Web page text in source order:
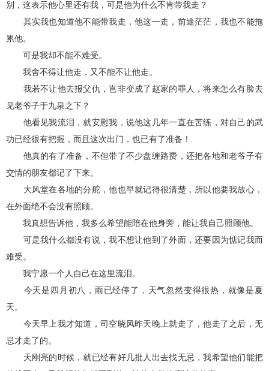
别，这表示他心里还有我，可是他为什么不肯带我走？
其实我也知道他不能带我走，他这一走，前途茫茫，我也不能拖
累他。
可是我却不能不难受。
我舍不得让他走，又不能不让他走。
我若不让他去报父仇，岂非变成了赵家的罪人，将来怎么有脸去
见老爷子于九泉之下？
他看见我流泪，就安慰我，说他这几年一直在苦练，对自己的武
功已经很有把握，而且这次出门，也已有了准备！
他真的有了准备，不但带了不少盘缠路费，还把各地和老爷子有
交情的朋友都记了下来。
大风堂在各地的分舵，他也早就记得很清楚，所以他要我放心，
在外面绝不会没有照顾。
我真想告诉他，我多么希望能陪在他身旁，能让我自己照顾他。
可是我什么都没有说，我不想让他到了外面，还要因为惦记我而
难受。
我宁愿一个人自己在这里流泪。
今天是四月初八，雨已经停了，天气忽然变得很热，就像是夏
天。
今天早上我才知道，司空晓风昨天晚上就走了，他走了之后，无
忌才走了的。
天刚亮的时候，就已经有好几批人出去找无忌，我希望他们能把